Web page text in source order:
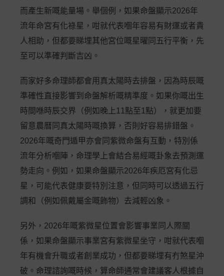
而產生新嘅能量場。舉個例，如果命盤顯示2026年
流年命宮有化祿星，咁就代表嗰年容易有財運或者貴
人相助，但都要睇埋其他宮位嘅星曜同五行平衡，先
至可以準確判斷吉凶。
而家好多命理師都會用真太陽時去排盤，因為時辰嘅
準確性直接影響到命盤解析嘅精準度。如果你嘅出生
時間喺時辰交界（例如晚上11點至1點），就更加要
留意農曆同真太陽時嘅換算，否則好容易排錯盤。
2026年嘅奇門遁甲亦會同紫微命盤有互動，特別係
流年分析嗰陣，命理學上會結合易經嘅卦象去預測運
勢走向。例如，如果命盤顯示2026年疾厄宮有化忌
星，可能代表健康要特別注意，但同時可以透過五行
調和（例如佩戴屬金嘅飾物）去減輕凶象。
另外，2026年嘅紫微星位置會影響事業同人際關
係，如果命盤顯示事業宮有紫微星坐守，咁就代表嗰
年有機會升職或者創業成功，但都要睇埋有冇煞星沖
破。命理諮詢嘅時候，算命師通常會建議客人根據自